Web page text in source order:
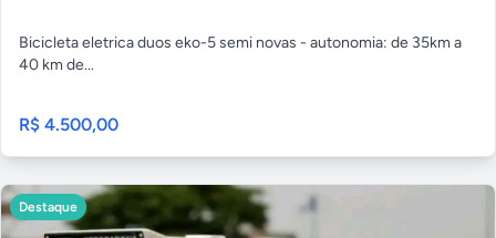
Bicicleta eletrica duos eko-5 semi novas - autonomia: de 35km a
40 km de...
R$ 4.500,00
Destaque